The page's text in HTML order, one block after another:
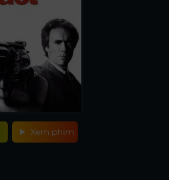
Xem phim